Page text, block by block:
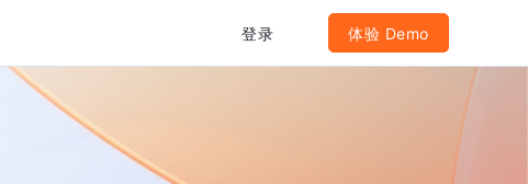
登录 体验 Demo